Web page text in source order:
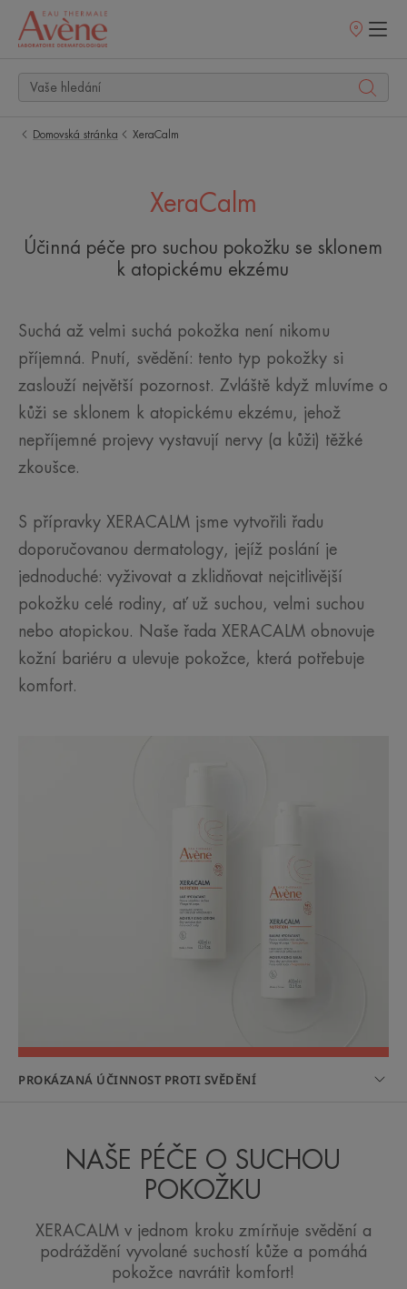
Prodejní
Domovská stránka XeraCalm
XeraCalm
Účinná péče pro suchou pokožku se sklonem
k atopickému ekzému
Suchá až velmi suchá pokožka není nikomu
příjemná. Pnutí, svědění: tento typ pokožky si
zaslouží největší pozornost. Zvláště když mluvíme o
kůži se sklonem k atopickému ekzému, jehož
nepříjemné projevy vystavují nervy (a kůži) těžké
zkoušce.
S přípravky XERACALM jsme vytvořili řadu
doporučovanou dermatology, jejíž poslání je
jednoduché: vyživovat a zklidňovat nejcitlivější
pokožku celé rodiny, ať už suchou, velmi suchou
nebo atopickou. Naše řada XERACALM obnovuje
kožní bariéru a ulevuje pokožce, která potřebuje
komfort.
PROKÁZANÁ ÚČINNOST PROTI SVĚDĚNÍ
NAŠE PÉČE O SUCHOU
POKOŽKU
XERACALM v jednom kroku zmírňuje svědění a
podráždění vyvolané suchostí kůže a pomáhá
pokožce navrátit komfort!